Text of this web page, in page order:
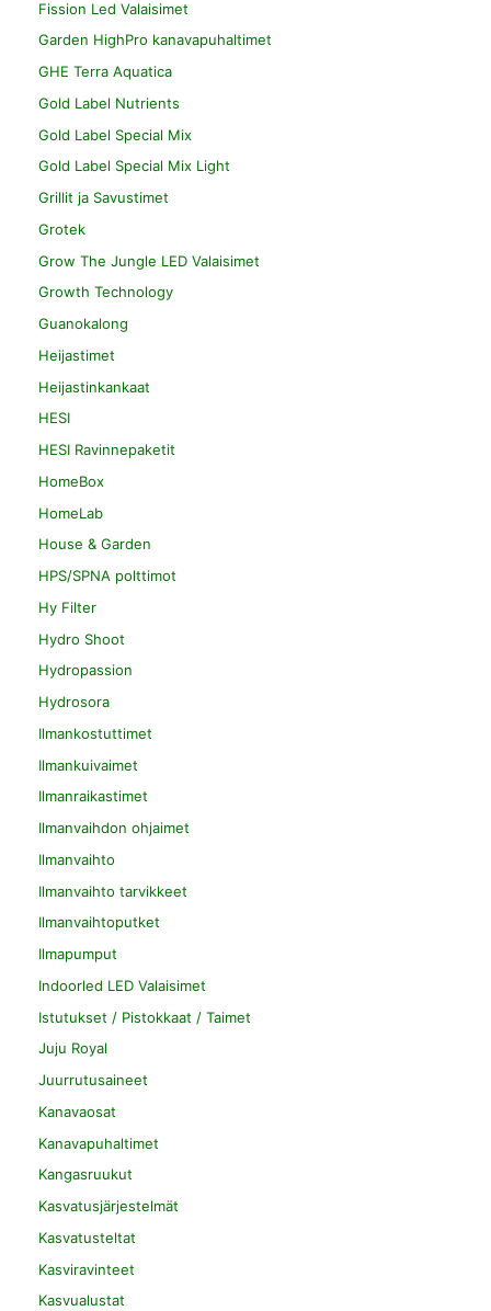
Fission Led Valaisimet
Garden HighPro kanavapuhaltimet
GHE Terra Aquatica
Gold Label Nutrients
Gold Label Special Mix
Gold Label Special Mix Light
Grillit ja Savustimet
Grotek
Grow The Jungle LED Valaisimet
Growth Technology
Guanokalong
Heijastimet
Heijastinkankaat
HESI
HESI Ravinnepaketit
HomeBox
HomeLab
House & Garden
HPS/SPNA polttimot
Hy Filter
Hydro Shoot
Hydropassion
Hydrosora
Ilmankostuttimet
Ilmankuivaimet
Ilmanraikastimet
Ilmanvaihdon ohjaimet
Ilmanvaihto
Ilmanvaihto tarvikkeet
Ilmanvaihtoputket
Ilmapumput
Indoorled LED Valaisimet
Istutukset / Pistokkaat / Taimet
Juju Royal
Juurrutusaineet
Kanavaosat
Kanavapuhaltimet
Kangasruukut
Kasvatusjärjestelmät
Kasvatusteltat
Kasviravinteet
Kasvualustat